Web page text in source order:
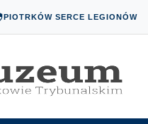
PIOTRKÓW SERCE LEGIONÓW